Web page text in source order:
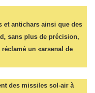
et antichars ainsi que des
sans plus de précision,
un «arsenal de
des missiles sol-air à